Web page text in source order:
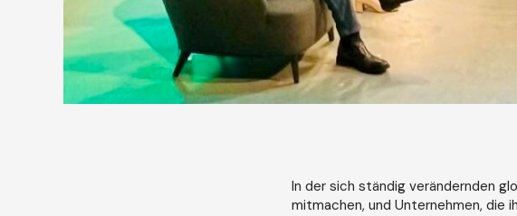
In der sich ständig verändernden
mitmachen, und Unternehmen, die